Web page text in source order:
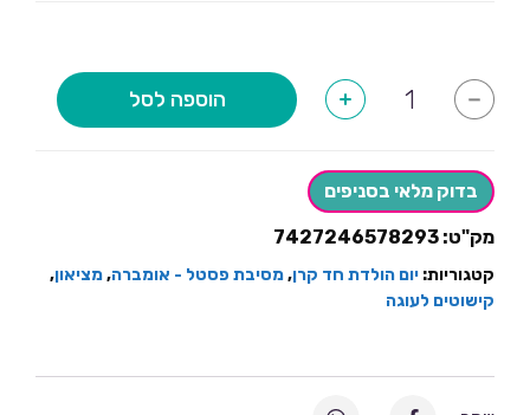
₪9.90.
₪5.90.
-
של
birthday
טאסלים
צבעי
פסטל
+ הוספה לסל
בדוק מלאי בסניפים
מק"ט: 7427246578293
קטגוריות: יום הולדת חד קרן,מסיבת פסטל - אומברה,מציאון,
קישוטים לעוגה